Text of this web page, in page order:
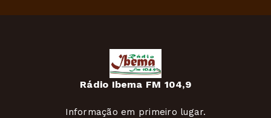
Rádio Ibema FM 104,9
Informação em primeiro lugar.